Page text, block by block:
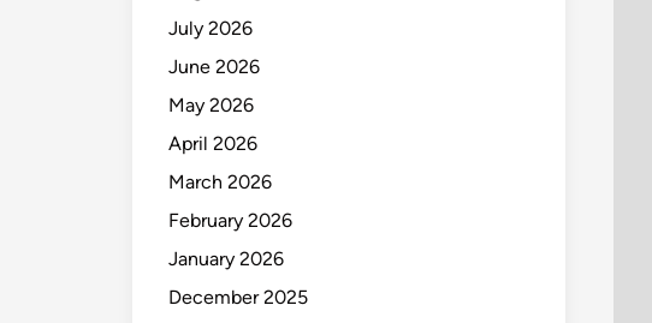
July 2026
June 2026
May 2026
April 2026
March 2026
February 2026
January 2026
December 2025